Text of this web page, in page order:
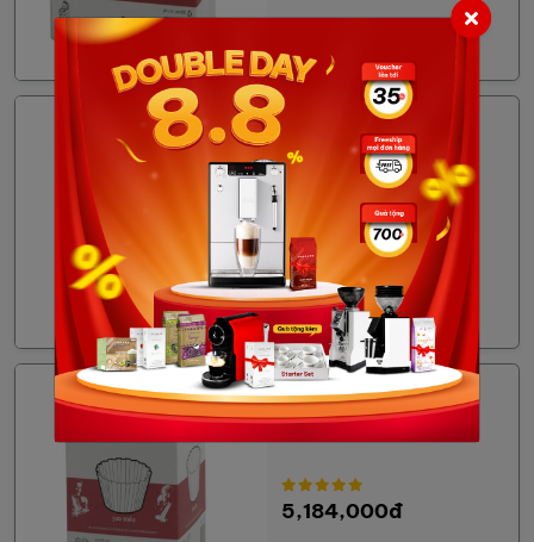
Tình trạng: Đang có hàng
Giấy lọc Combiline CB
5/Sheet (101/317)
3,996,000đ
Tình trạng: Đang có hàng
Animo
Giấy lọc Combiline CB
10/Sheet (152/457)
5,184,000đ